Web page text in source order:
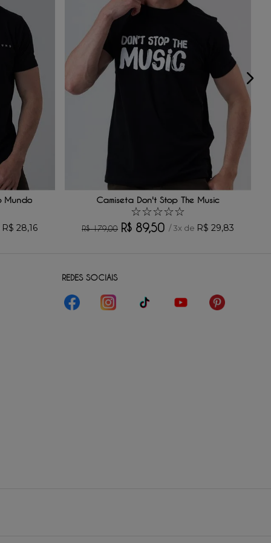
Mundo
R$ 28,16
Camiseta Don't Stop The Music
☆☆☆☆☆
R$ 179,00 R$ 89,50 /3x de R$ 29,83
REDES SOCIAIS